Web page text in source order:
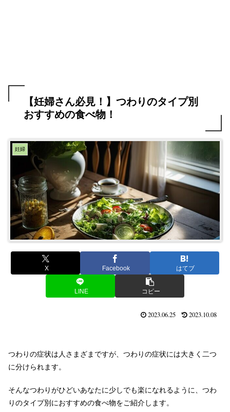
【妊婦さん必見！】つわりのタイプ別
おすすめの食べ物！
妊婦
X Facebook はてブ
LINE コピー
2023.06.25 2023.10.08
つわりの症状は人さまざまですが、つわりの症状には大きく二つ
に分けられます。
そんなつわりがひどいあなたに少しでも楽になれるように、つわ
りのタイプ別におすすめの食べ物をご紹介します。